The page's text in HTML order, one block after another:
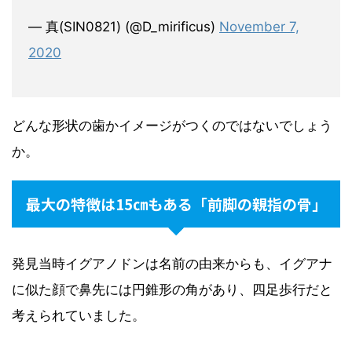
— 真(SIN0821) (@D_mirificus) November 7,
2020
どんな形状の歯かイメージがつくのではないでしょう
か。
最大の特徴は15㎝もある「前脚の親指の骨」
発見当時イグアノドンは名前の由来からも、イグアナ
に似た顔で鼻先には円錐形の角があり、四足歩行だと
考えられていました。